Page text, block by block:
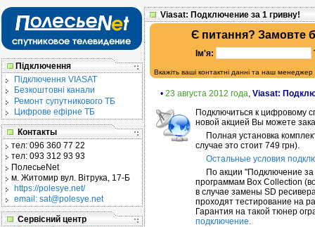
Підключення
Підключення VIASAT
Безкоштовні канали
Ремонт супутникового ТБ
Цифрове ефірне ТБ
Контакты
тел: 096 360 77 22
тел: 093 312 93 93
ПолесьеNet
м. Житомир вул. Вітрука, 17-Б
https://polesye.net/
email: sat@polesye.net
Сервісний центр
Viasat: Подключение за 1 гривну!
Є питання? Замовте
Ім'я:
Вкажіть ваші контактні данні та наш
• 23 августа 2012 года, Viasat:
Подключиться к цифровому
новой акцией Вы можете
Полная установка
случае это стоит 749 грн).
Остальные условия
По акции "Подключение
программам Box Collection
в случае замены SD
проходят тестирование на
Гарантия на такой тюнер
подключение.